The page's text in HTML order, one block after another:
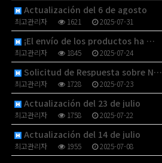
Actualización del 6 de agosto
최고관리자 1621 2025-07-31
¡El envío de los productos ha …
최고관리자 1845 2025-07-24
Solicitud de Respuesta sobre N…
최고관리자 1728 2025-07-23
Actualización del 23 de julio
최고관리자 1758 2025-07-22
Actualización del 14 de julio
최고관리자 1955 2025-07-08